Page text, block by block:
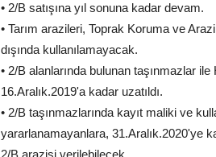
• 2/B satışına yıl sonuna kadar devam.
• Tarım arazileri, Toprak Koruma ve
dışında kullanılamayacak.
• 2/B alanlarında bulunan taşınmazlar
16.Aralık.2019'a kadar uzatıldı.
• 2/B taşınmazlarında kayıt maliki ve
yararlanamayanlara, 31.Aralık.2020'ye